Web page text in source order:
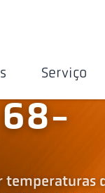
Serviço
68-
temperaturas